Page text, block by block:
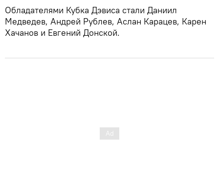
Обладателями Кубка Дэвиса стали Даниил
Медведев, Андрей Рублев, Аслан Карацев, Карен
Хачанов и Евгений Донской.